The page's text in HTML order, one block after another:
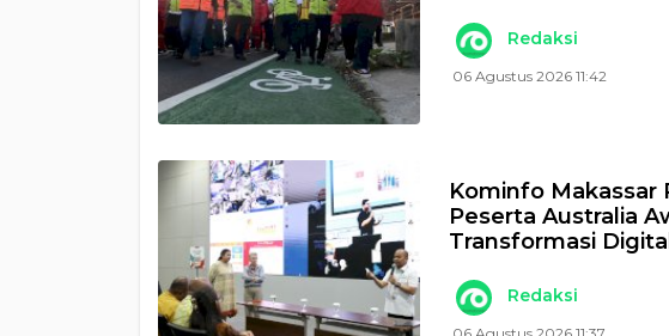
Redaksi
06 Agustus 2026 11:42
Kominfo Makassar
Peserta Australia
Transformasi
Redaksi